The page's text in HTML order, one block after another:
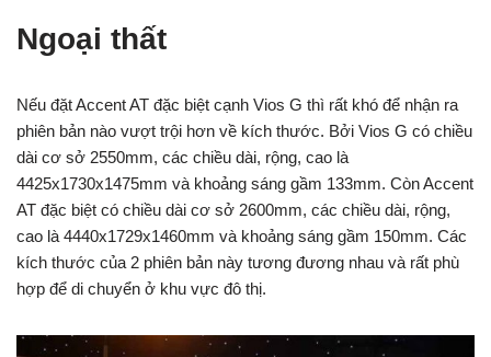
Ngoại thất
Nếu đặt Accent AT đặc biệt cạnh Vios G thì rất khó để nhận ra
phiên bản nào vượt trội hơn về kích thước. Bởi Vios G có chiều
dài cơ sở 2550mm, các chiều dài, rộng, cao là
4425x1730x1475mm và khoảng sáng gầm 133mm. Còn Accent
AT đặc biệt có chiều dài cơ sở 2600mm, các chiều dài, rộng,
cao là 4440x1729x1460mm và khoảng sáng gầm 150mm. Các
kích thước của 2 phiên bản này tương đương nhau và rất phù
hợp để di chuyển ở khu vực đô thị.